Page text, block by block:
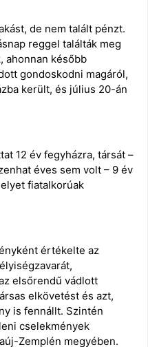
de nem talált pénzt.
reggel találták meg
ahonnan később
gondoskodni magáról,
került, és július 20-án
12 év fegyházra, társát –
éves sem volt – 9 év
fiatalkorúak
értékelte az
elsőrendű vádlott
elkövetést és azt,
is fennállt. Szintén
cselekmények
Zemplén megyében.